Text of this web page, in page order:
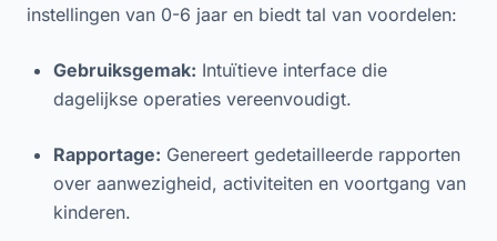
instellingen van 0-6 jaar en biedt tal van voordelen:
Gebruiksgemak: Intuïtieve interface die
dagelijkse operaties vereenvoudigt.
Rapportage: Genereert gedetailleerde rapporten
over aanwezigheid, activiteiten en voortgang van
kinderen.